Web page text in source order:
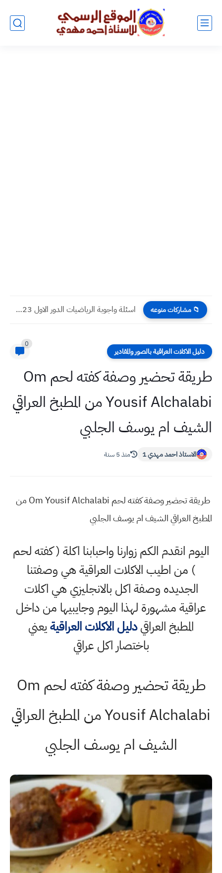
📁 مشاركات منوعه اسئلة واجوبة الرياضيات الدور الاول 2023 صف السادس الادبي
دليل الاكلات العراقية بالصور والمقادير
0
طريقة تحضير وصفة كفته لحم Om
Yousif Alchalabi من المطبخ العراقي
الشيف ام يوسف الجلبي
الاستاذ احمد مهدي 1 منذ 5 سنة
طريقة تحضير وصفة كفته لحم Om Yousif Alchalabi من
المطبخ العراقي الشيف ام يوسف الجلبي
اليوم انقدم الكم زوارنا واحبابنا اكلة ( كفته لحم
) من اطيب الاكلات العراقية هي وصفتنا
الجديده وصفة اكل بالانجليزي هي اكلات
عراقية مشهورة لهذا اليوم وجايبيها من داخل
المطبخ العراقيدليل الاكلات العراقيةيعني
باختصار اكل عراقي
طريقة تحضير وصفة كفته لحم Om
Yousif Alchalabi من المطبخ العراقي
الشيف ام يوسف الجلبي